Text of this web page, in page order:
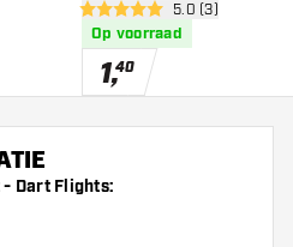
open reviews
5 score sterren5.0 (3)
Op voorraad
1,40
- Dart Flights: